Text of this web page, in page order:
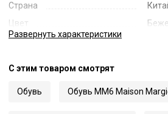
Страна
Цвет
Код
Развернуть характеристики
С этим товаром смотрят
Обувь Обувь MM6 Maison